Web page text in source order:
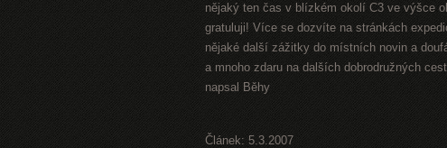
nějaký ten čas v blízkém okolí C3 ve výšce
gratuluji! Více se dozvíte na stránkách
nějaké další zážitky do místních novin a
a mnoho zdaru na dalších dobrodružných
napsal Běhy
Článek: 5.3.2007